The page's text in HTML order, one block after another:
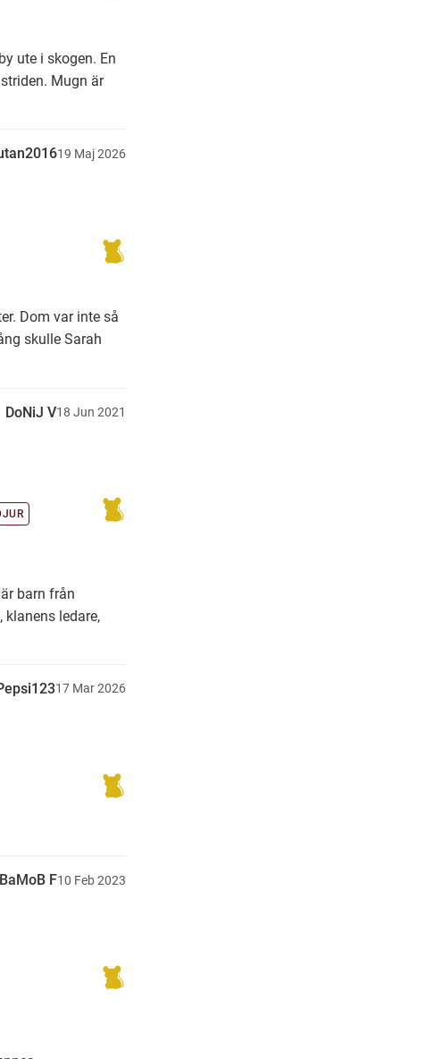
ute i skogen. En
Mugn är
19 Maj2026
Dom var inte så
skulle Sarah
DoNiJ V18 Jun 2021
barn från
ledare,
17 Mar2026
BaMoB F10 Feb2023